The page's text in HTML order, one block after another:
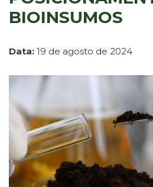
BIOINSUMOS
Data: 19 de agosto de 2024